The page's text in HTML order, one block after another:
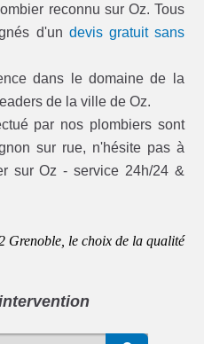
reconnu sur Oz. Tous
d'un devis gratuit sans
dans le domaine de la
de la ville de Oz.
par nos plombiers sont
sur rue, n'hésite pas à
sur Oz - service 24h/24 &
Grenoble, le choix de la qualité